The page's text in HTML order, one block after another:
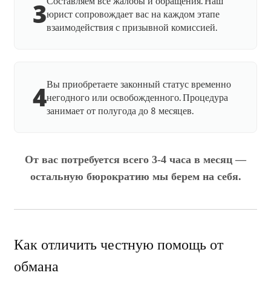
3юрист сопровождает вас на каждом этапе
взаимодействия с призывной комиссией.
4Вы приобретаете законный статус временно
негодного или освобожденного. Процедура
занимает от полугода до 8 месяцев.
От вас потребуется всего 3-4 часа в месяц —
остальную бюрократию мы берем на себя.
Как отличить честную помощь от
обмана